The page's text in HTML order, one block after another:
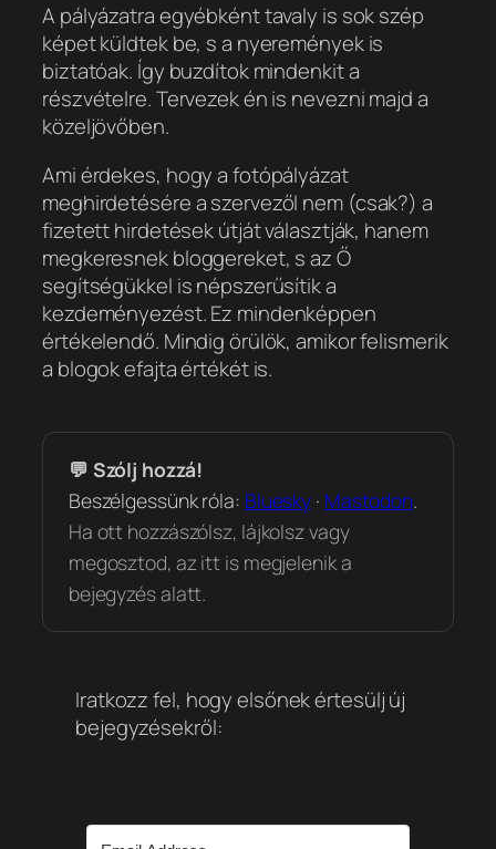
A pályázatra egyébként tavaly is sok szép
képet küldtek be, s a nyeremények is
biztatóak. Így buzdítok mindenkit a
részvételre. Tervezek én is nevezni majd a
közeljövőben.
Ami érdekes, hogy a fotópályázat
meghirdetésére a szervezől nem (csak?) a
fizetett hirdetések útját választják, hanem
megkeresnek bloggereket, s az Ő
segítségükkel is népszerűsítik a
kezdeményezést. Ez mindenképpen
értékelendő. Mindig örülök, amikor felismerik
a blogok efajta értékét is.
💬 Szólj hozzá!
Beszélgessünk róla: Bluesky · Mastodon.
Ha ott hozzászólsz, lájkolsz vagy
megosztod, az itt is megjelenik a
bejegyzés alatt.
Iratkozz fel, hogy elsőnek értesülj új
bejegyzésekről: